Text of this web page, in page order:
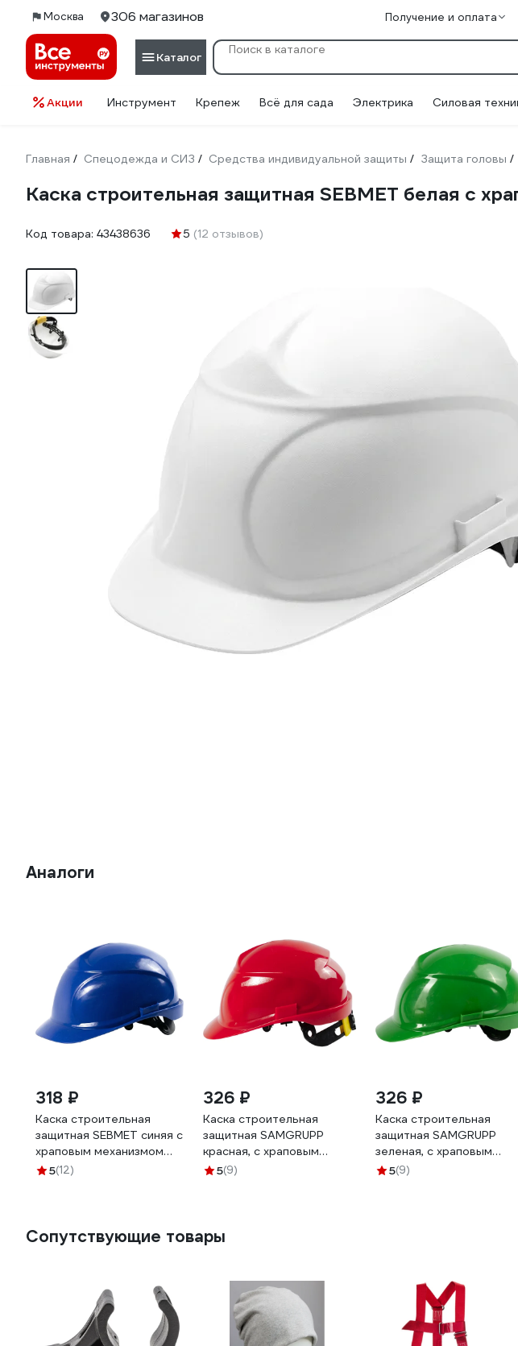
Москва 306 магазинов Получение и оплата
Каталог
Акции Инструмент Крепеж Всё для сада Электрика Силовая
Главная / Спецодежда и СИЗ / Средства индивидуальной защиты / Защита головы /
Каска строительная защитная SEBMET белая с
Код товара: 43438636 5 (12 отзывов)
Аналоги
318 ₽
Каска строительная
защитная SEBMET синяя с
храповым механизмом
TD109031001
5(12)
326 ₽
Каска строительная
защитная SAMGRUPP
красная, с храповым
механизмом SR-
5(9)
326 ₽
Каска строительная
защитная SAMGRUPP
зеленая, с храповым
механизмом SR-
5(9)
Сопутствующие товары